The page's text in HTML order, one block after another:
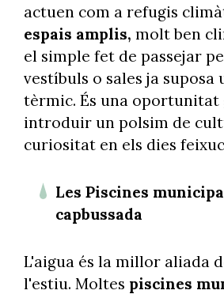
actuen com a refugis
espais amplis, molt ben
el simple fet de passejar
vestíbuls o sales ja
tèrmic. És una oportunitat
introduir un polsim de
curiositat en els dies
Les Piscines
capbussada
L'aigua és la millor aliada
l'estiu. Moltes piscines